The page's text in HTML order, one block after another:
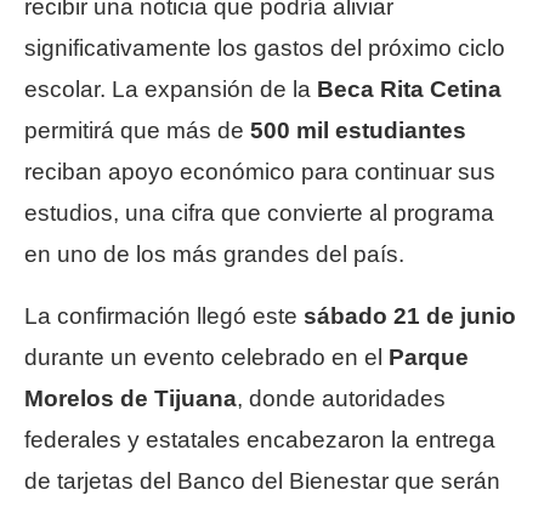
recibir una noticia que podría aliviar
significativamente los gastos del próximo ciclo
escolar. La expansión de la Beca Rita Cetina
permitirá que más de 500 mil estudiantes
reciban apoyo económico para continuar sus
estudios, una cifra que convierte al programa
en uno de los más grandes del país.
La confirmación llegó este sábado 21 de junio
durante un evento celebrado en el Parque
Morelos de Tijuana, donde autoridades
federales y estatales encabezaron la entrega
de tarjetas del Banco del Bienestar que serán